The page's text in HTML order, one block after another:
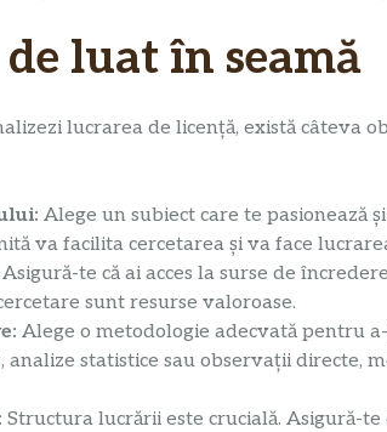
luat în seamă
lucrarea de licență, există câteva
Alege un subiect care te pasionează
va facilita cercetarea și va face
Asigură-te că ai acces la surse de
sunt resurse valoroase.
Alege o metodologie adecvată pentru
statistice sau observații directe,
Structura lucrării este crucială. Asigură-te